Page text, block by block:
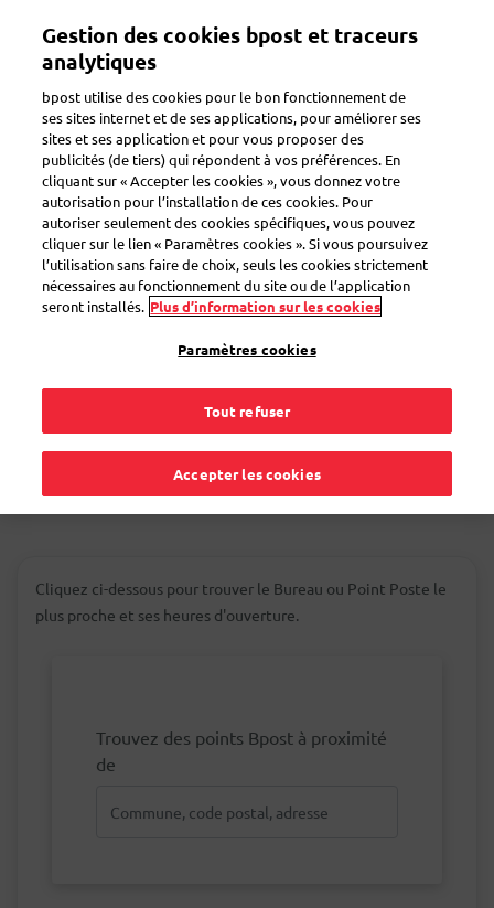
contenu
Toggle navigation
Acheter des timbres
Où puis-je trouver le
Bureau de Poste ou
le Point Poste le plus
proche et ses heures
d'ouverture ?
Cliquez ci-dessous pour trouver le Bureau ou Point Poste le
plus proche et ses heures d'ouverture.
Trouvez des points Bpost à proximité
de
Gestion des cookies bpost et traceurs
analytiques
bpost utilise des cookies pour le bon fonctionnement de
ses sites internet et de ses applications, pour améliorer ses
sites et ses application et pour vous proposer des
publicités (de tiers) qui répondent à vos préférences. En
cliquant sur « Accepter les cookies », vous donnez votre
autorisation pour l’installation de ces cookies. Pour
autoriser seulement des cookies spécifiques, vous pouvez
cliquer sur le lien « Paramètres cookies ». Si vous poursuivez
l’utilisation sans faire de choix, seuls les cookies strictement
nécessaires au fonctionnement du site ou de l’application
seront installés. Plus d’information sur les cookies
Paramètres cookies
Tout refuser
Accepter les cookies